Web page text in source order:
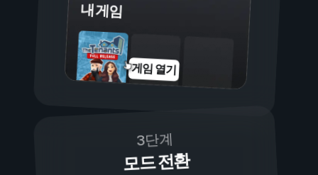
내 게임
게임 열기
3단계
모드 전환